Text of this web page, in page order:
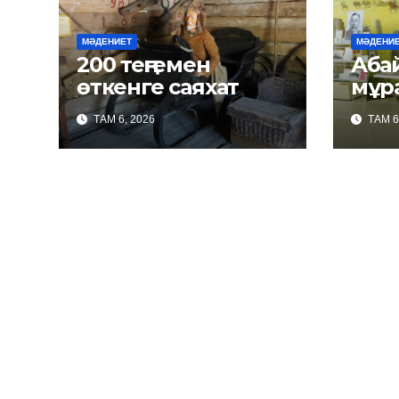
МӘДЕНИЕТ
200 теңгемен
өткенге саяхат
ТАМ 6, 2026 ТАМ